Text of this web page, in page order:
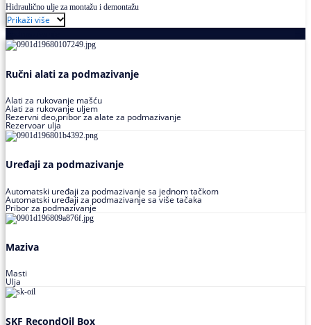
Hidraulično ulje za montažu i demontažu
Prikaži više
Ručni alati za podmazivanje
Alati za rukovanje mašću
Alati za rukovanje uljem
Rezervni deo,pribor za alate za podmazivanje
Rezervoar ulja
Uređaji za podmazivanje
Automatski uređaji za podmazivanje sa jednom tačkom
Automatski uređaji za podmazivanje sa više tačaka
Pribor za podmazivanje
Maziva
Masti
Ulja
SKF RecondOil Box